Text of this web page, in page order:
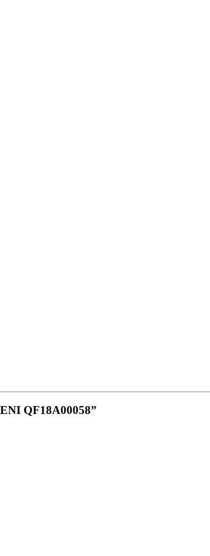
QF18A00058”